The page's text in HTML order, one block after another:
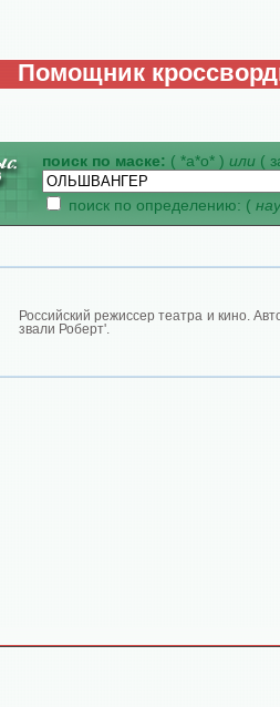
Помощник
поиск по маске: ( *а*о* ) или (
поиск по определению: (
Российский режиссер театра и кино.
звали Роберт'.